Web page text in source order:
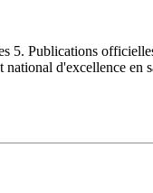
Publications
d'excellence en